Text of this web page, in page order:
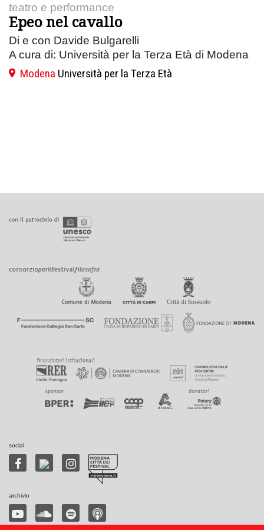
teatro e performance
Epeo nel cavallo
Di e con Davide Bulgarelli
A cura di: Università per la Terza Età di Modena
Modena Università per la Terza Età
social
archivio